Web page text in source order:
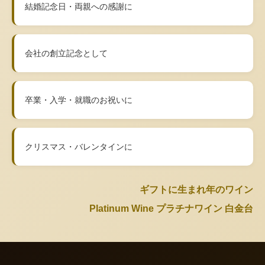
結婚記念日・両親への感謝に
会社の創立記念として
卒業・入学・就職のお祝いに
クリスマス・バレンタインに
ギフトに生まれ年のワイン
Platinum Wine プラチナワイン 白金台